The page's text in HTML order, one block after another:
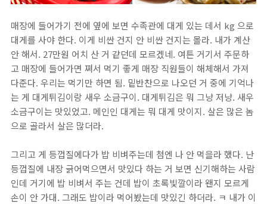
매장에 들어가기 전에 옆에 보면 수족관에 대게 있는 데서 kg 으로
대게를 사야 한다. 이게 비싼 건지 안 비싼 건지는 몰라. 내가 계산
안 해서. 27만원 어치 산 거 같던데 모르겠네. 여튼 거기서 주문하
고 매장에 들어가면 쪄서 먹기 좋게 매장 직원들이 해체해서 가져
다준다. 우리는 먹기만 하면 됨. 밑반찬으로 나오던 거 중에 기억나
는 게 대게튀김이랑 새우 소금구이. 대게튀김은 뭐 그냥 저냥. 새우
소금구이는 맛있었고. 메인인 대게는 뭐 대게 맛이지. 살은 많은 놈
으로 골라서 살은 많더라.
그리고 게 등껍질에다가 밥 비벼주는데 첨엔 나 안 먹을라 했다. 난
등껍질에 내장 긁어먹으면서 맛있다 하는 거 보면 신기해하는 사람
인데 거기에 밥 비벼서 주는 건데 밥이 초록빛깔이라 왠지 모르게
손이 안 가대. 그래도 밥이라 먹어봤는데 맛있긴 하더라. ㅋ 내가 이